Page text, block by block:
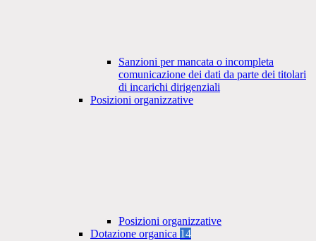
Sanzioni per mancata o incompleta
comunicazione dei dati da parte dei titolari
di incarichi dirigenziali
Posizioni organizzative
Posizioni organizzative
Dotazione organica 14